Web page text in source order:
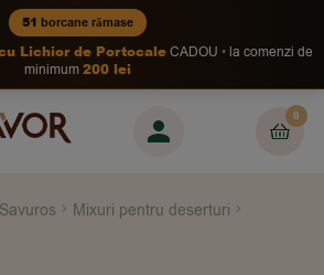
51 borcane rămase
Lichior de PortocaleCADOU
la comenzi de
minimum200 lei
0
Mixuri pentru deserturi